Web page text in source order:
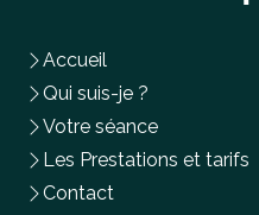
Accueil
Qui suis-je ?
Votre séance
Les Prestations et tarifs
Contact